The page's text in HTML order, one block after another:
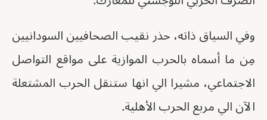
وفي السياق ذاته، حذر نقيب الصحافيين السودانيين
مِن ما أسماه بالحرب الموازية على مواقع التواصل
الاجتماعي، مشيرا الي انها ستنقل الحرب المشتعلة
الآن الي مربع الحرب الأهلية.